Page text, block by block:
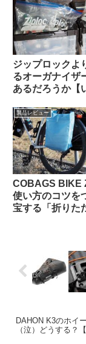
ジップロックよ
るオーガナイザ
あるだろうか【
製品レビュー
COBAGS BIKE
使い方のコツを
宝する「折りた
DAHON K3のホイ
（泣）どうする？